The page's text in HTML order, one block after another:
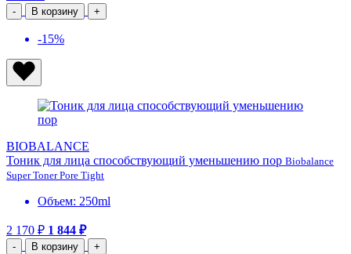
- В корзину +
-15%
BIOBALANCE
Тоник для лица способствующий уменьшению пор Biobalance
Super Toner Pore Tight
Объем: 250ml
2 170 ₽ 1 844 ₽
- В корзину +